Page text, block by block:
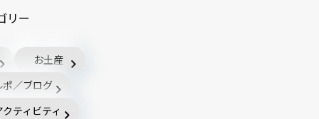
リー
お土産
／ブログ
ティビティ